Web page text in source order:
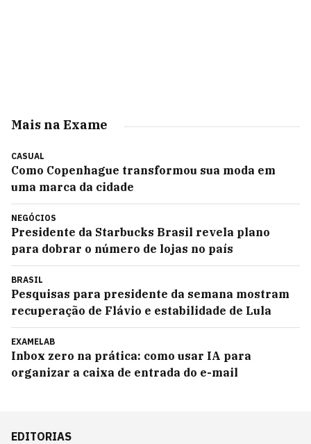
Mais na Exame
CASUAL
Como Copenhague transformou sua moda em
uma marca da cidade
NEGÓCIOS
Presidente da Starbucks Brasil revela plano
para dobrar o número de lojas no país
BRASIL
Pesquisas para presidente da semana mostram
recuperação de Flávio e estabilidade de Lula
EXAMELAB
Inbox zero na prática: como usar IA para
organizar a caixa de entrada do e-mail
EDITORIAS